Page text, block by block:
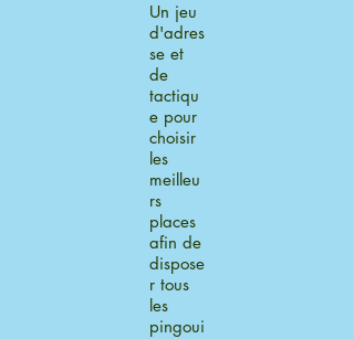
Un jeu
d'adres
se et
de
tactiqu
e pour
choisir
les
meilleu
rs
places
afin de
dispose
r tous
les
pingoui